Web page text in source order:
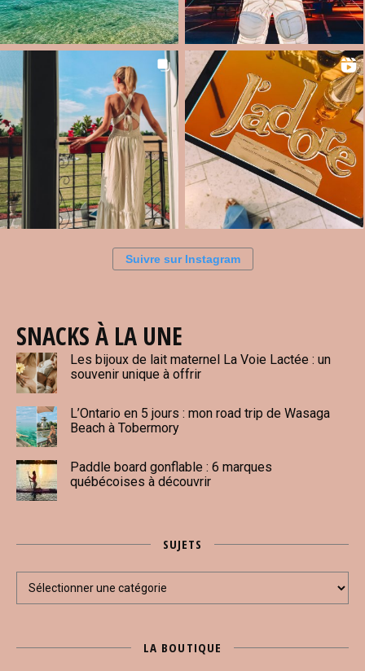
Suivre sur Instagram
SNACKS À LA UNE
Les bijoux de lait maternel La Voie Lactée : un
souvenir unique à offrir
L’Ontario en 5 jours : mon road trip de Wasaga
Beach à Tobermory
Paddle board gonflable : 6 marques
québécoises à découvrir
SUJETS
Sujets
LA BOUTIQUE